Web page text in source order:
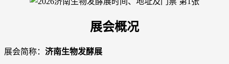
展会概况
展会简称： 济南生物发酵展